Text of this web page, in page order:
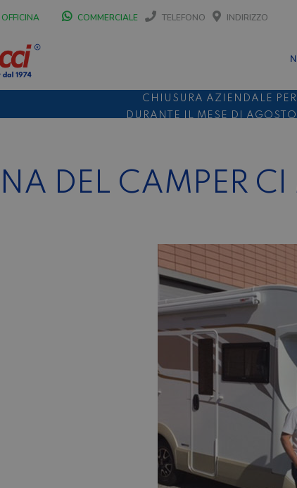
OFFICINA COMMERCIALE TELEFONO INDIRIZZO
CHIUSURA AZIENDALE
DURANTE IL MESE DI
DEL CAMPER